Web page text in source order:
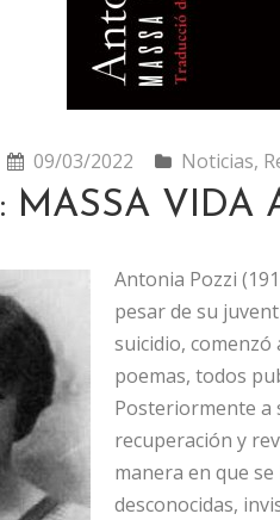
09/03/2022 Noticias,
MASSA VIDA
Antonia Pozzi
pesar de su
suicidio, comenzó
poemas, todos
Posteriormente a
recuperación y
manera en que
desconocidas,